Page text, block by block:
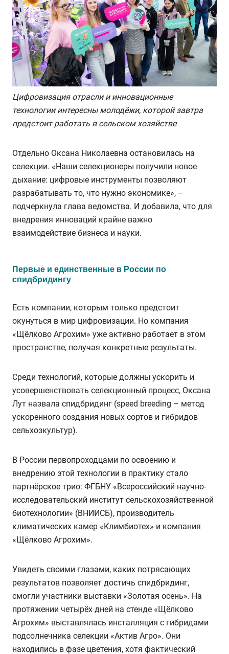
Цифровизация отрасли и инновационные
технологии интересны молодёжи, которой завтра
предстоит работать в сельском хозяйстве
Отдельно Оксана Николаевна остановилась на
селекции. «Наши селекционеры получили новое
дыхание: цифровые инструменты позволяют
разрабатывать то, что нужно экономике», –
подчеркнула глава ведомства. И добавила, что для
внедрения инноваций крайне важно
взаимодействие бизнеса и науки.
Первые и единственные в России по
спидбридингу
Есть компании, которым только предстоит
окунуться в мир цифровизации. Но компания
«Щёлково Агрохим» уже активно работает в этом
пространстве, получая конкретные результаты.
Среди технологий, которые должны ускорить и
усовершенствовать селекционный процесс, Оксана
Лут назвала спидбридинг (speed breeding – метод
ускоренного создания новых сортов и гибридов
сельхозкультур).
В России первопроходцами по освоению и
внедрению этой технологии в практику стало
партнёрское трио: ФГБНУ «Всероссийский научно-
исследовательский институт сельскохозяйственной
биотехнологии» (ВНИИСБ), производитель
климатических камер «Климбиотех» и компания
«Щёлково Агрохим».
Увидеть своими глазами, каких потрясающих
результатов позволяет достичь спидбридинг,
смогли участники выставки «Золотая осень». На
протяжении четырёх дней на стенде «Щёлково
Агрохим» выставлялась инсталляция с гибридами
подсолнечника селекции «Актив Агро». Они
находились в фазе цветения, хотя фактический